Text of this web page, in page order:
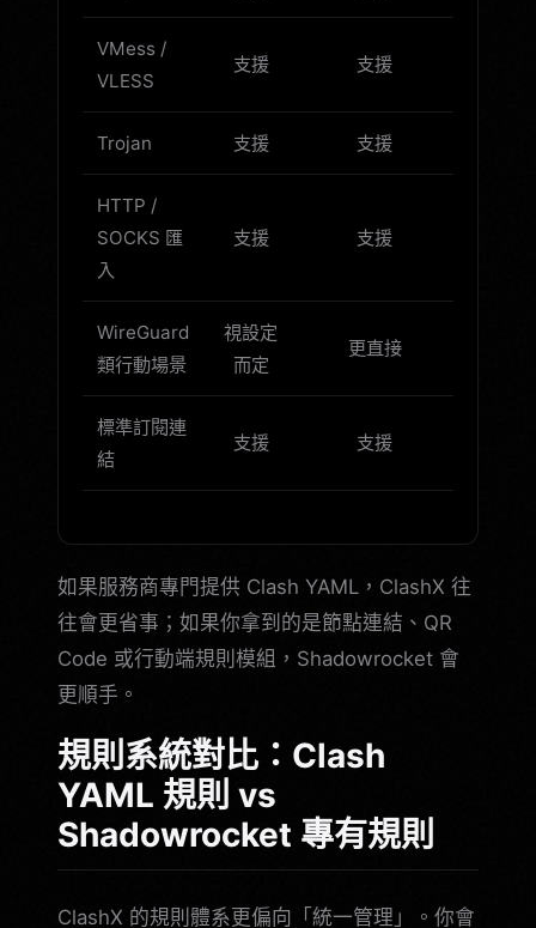
VMess /
VLESS
支援 支援
Trojan 支援 支援
HTTP /
SOCKS 匯
入
支援 支援
WireGuard
類行動場景
視設定
而定
更直接
標準訂閱連
結
支援 支援
如果服務商專門提供 Clash YAML，ClashX 往
往會更省事；如果你拿到的是節點連結、QR
Code 或行動端規則模組，Shadowrocket 會
更順手。
規則系統對比：Clash
YAML 規則 vs
Shadowrocket 專有規則
ClashX 的規則體系更偏向「統一管理」。你會